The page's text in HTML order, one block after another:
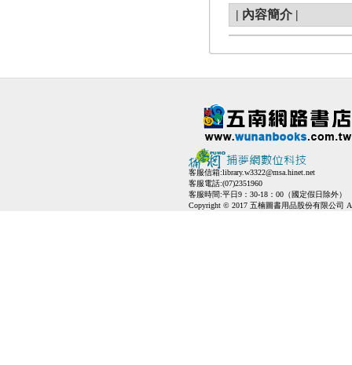
| 內容簡介 |
客服信箱:library.w3322@msa.hinet.net
客服電話:(07)2351960
客服時間:平日9：30-18：00（國定假日除外）
Copyright © 2017 五楠圖書用品股份有限公司